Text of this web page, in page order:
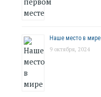
Наше место в мире
9 октября, 2024